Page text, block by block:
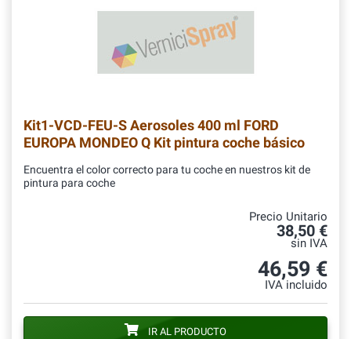
Kit1-VCD-FEU-SAerosoles 400 ml FORD
EUROPA MONDEO Q Kit pintura coche básico
Encuentra el color correcto para tu coche en nuestros kit de
pintura para coche
Precio Unitario
38,50 €
sin IVA
46,59 €
IVA incluido
IR AL PRODUCTO